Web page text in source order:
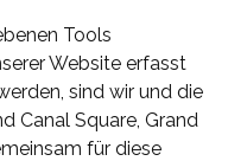
Tools
Website erfasst
sind wir und die
Canal Square, Grand
für diese